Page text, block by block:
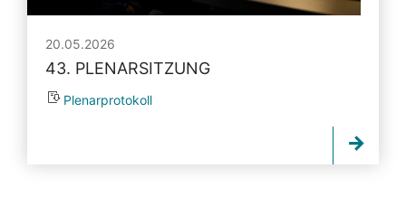
20.05.2026
43. PLENARSITZUNG
Plenarprotokoll